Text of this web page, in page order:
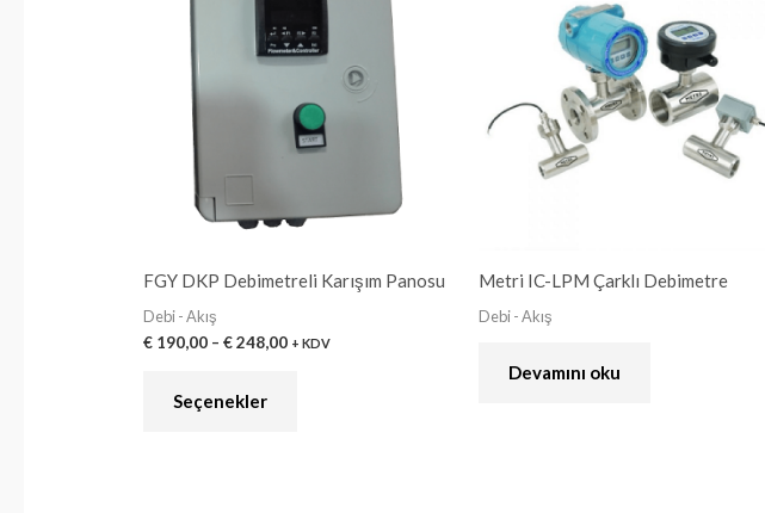
FGY DKP Debimetreli Karışım Panosu
Debi - Akış
€ 190,00 –€248,00
€ 248,00
+ KDV
Seçenekler
birden
fazla
varyasyonu
var.
Seçenekler
sayfasından
Metri IC-LPM Çarklı Debimetre
Debi - Akış
Devamını oku